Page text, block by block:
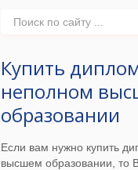
Купить
неполном
образовании
Если вам нужно купить
высшем образовании,